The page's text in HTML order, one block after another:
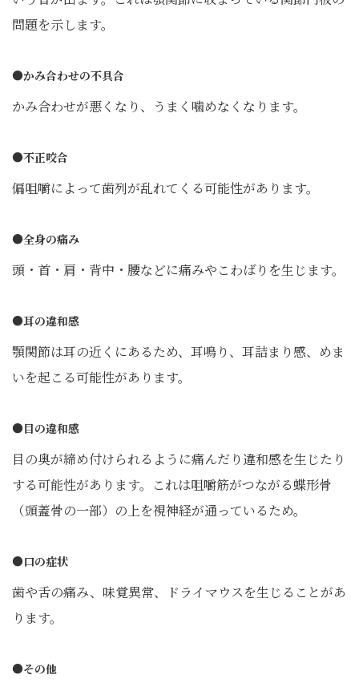
問題を示します。
●かみ合わせの不具合
かみ合わせが悪くなり、うまく噛めなくなります。
●不正咬合
偏咀嚼によって歯列が乱れてくる可能性があります。
●全身の痛み
頭・首・肩・背中・腰などに痛みやこわばりを生じます。
●耳の違和感
顎関節は耳の近くにあるため、耳鳴り、耳詰まり感、めま
いを起こる可能性があります。
●目の違和感
目の奥が締め付けられるように痛んだり違和感を生じたり
する可能性があります。これは咀嚼筋がつながる蝶形骨
（頭蓋骨の一部）の上を視神経が通っているため。
●口の症状
歯や舌の痛み、味覚異常、ドライマウスを生じることがあ
ります。
●その他